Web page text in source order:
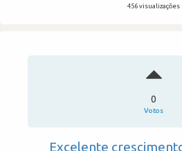
456 visualizações
0
Votos
Excelente